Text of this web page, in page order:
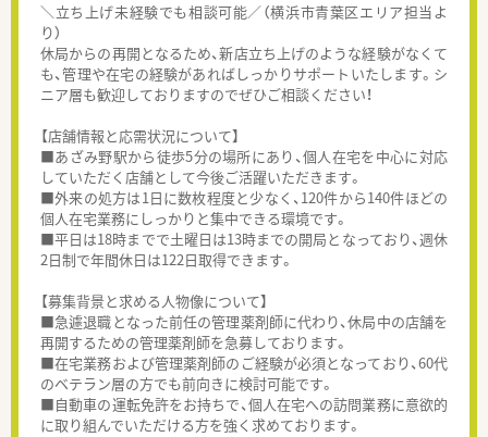
＼立ち上げ未経験でも相談可能／（横浜市青葉区エリア担当よ
り）
休局からの再開となるため、新店立ち上げのような経験がなくて
も、管理や在宅の経験があればしっかりサポートいたします。シ
ニア層も歓迎しておりますのでぜひご相談ください！
【店舗情報と応需状況について】
■あざみ野駅から徒歩5分の場所にあり、個人在宅を中心に対応
していただく店舗として今後ご活躍いただきます。
■外来の処方は1日に数枚程度と少なく、120件から140件ほどの
個人在宅業務にしっかりと集中できる環境です。
■平日は18時までで土曜日は13時までの開局となっており、週休
2日制で年間休日は122日取得できます。
【募集背景と求める人物像について】
■急遽退職となった前任の管理薬剤師に代わり、休局中の店舗を
再開するための管理薬剤師を急募しております。
■在宅業務および管理薬剤師のご経験が必須となっており、60代
のベテラン層の方でも前向きに検討可能です。
■自動車の運転免許をお持ちで、個人在宅への訪問業務に意欲的
に取り組んでいただける方を強く求めております。